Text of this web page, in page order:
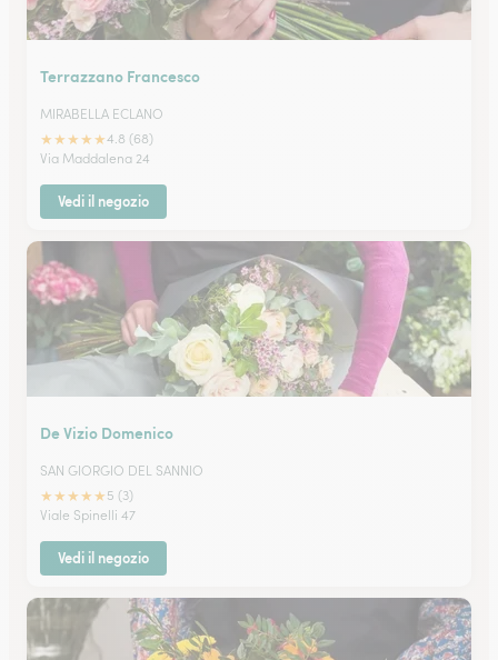
Terrazzano Francesco
MIRABELLA ECLANO
★★★★★4.8 (68)
Via Maddalena 24
Vedi il negozio
De Vizio Domenico
SAN GIORGIO DEL SANNIO
★★★★★ 5 (3)
Viale Spinelli 47
Vedi il negozio